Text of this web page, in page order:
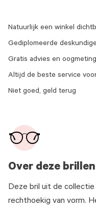
Over deze brillen
Deze bril uit de
rechthoekig van vorm.
Natuurlijk een winkel
Gediplomeerde
Gratis advies en oogmeting
Altijd de beste service
Niet goed, geld terug